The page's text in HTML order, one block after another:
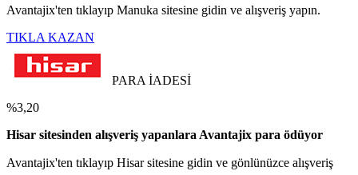
Avantajix'ten tıklayıp Manuka sitesine gidin ve alışveriş yapın.
TIKLA KAZAN
PARA İADESİ
%3,20
Hisar sitesinden alışveriş yapanlara Avantajix para ödüyor
Avantajix'ten tıklayıp Hisar sitesine gidin ve gönlünüzce alışveriş